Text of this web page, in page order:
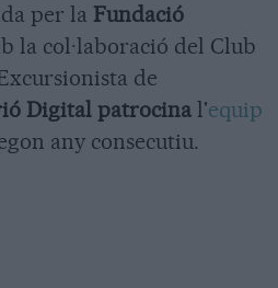
per la Fundació
la col·laboració del Club
de
Digital patrocina l'equip
any consecutiu.